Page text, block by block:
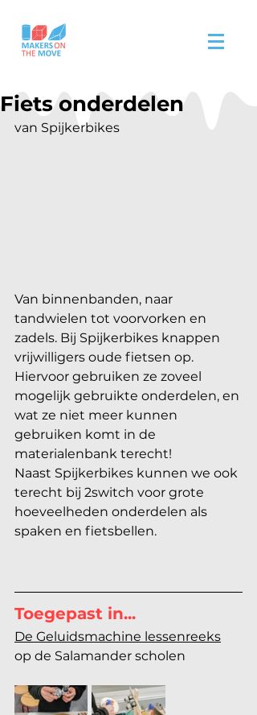
Fiets onderdelen
van Spijkerbikes
Van binnenbanden, naar
tandwielen tot voorvorken en
zadels. Bij Spijkerbikes knappen
vrijwilligers oude fietsen op.
Hiervoor gebruiken ze zoveel
mogelijk gebruikte onderdelen, en
wat ze niet meer kunnen
gebruiken komt in de
materialenbank terecht!
Naast Spijkerbikes kunnen we ook
terecht bij 2switch voor grote
hoeveelheden onderdelen als
spaken en fietsbellen.
Toegepast in...
De Geluidsmachine lessenreeks
op de Salamander scholen